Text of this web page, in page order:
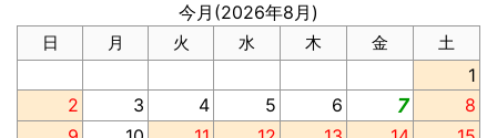
今月(2026年8月)
日 月 火 水 木 金 土
1
2
3 4 5 6 7
8